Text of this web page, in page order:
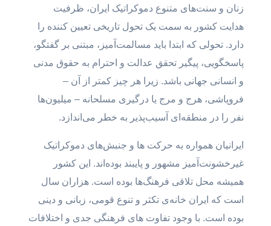
زنان و سنت‌های متنوع دموکراتیک ایران، ظرفیت
هدایت کشور به سمت یک تحول تاریخی تعیین کننده را
دارد. تحولی که ابتدا باید مسالمت‌آمیز، مبتنی بر گفتگو،
پاسخگویی، پیگیر تحقق عدالت و احترام به حقوق مدنی
و انسانی جهانی باشد. زیرا هر چیز کمتر از آن –
فروپاشی، هرج و مرج یا درگیری مسلحانه – میلیون‌ها
نفر را در منطقه‌ای آسیب‌پذیر به خطر می‌اندازد.
ایرانیان همواره به حرکت ها و جنبش‌های دموکراتیک
غیرخشونت‌آمیز مشهور و پایبند بوده‌اند. این کشور
همیشه محل تلاقی فرهنگ‌ها بوده است. هزاران سال
است که ایران خانه‌ی تکثر و تنوع قومی، زبانی و دینی
بوده است. با وجود تفاوت های فرهنگی جدی و اختلافات